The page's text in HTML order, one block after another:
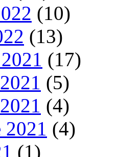
(10)
(13)
(17)
(5)
(4)
(4)
(1)